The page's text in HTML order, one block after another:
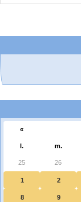
«
l. m.
25 26
1 2
8 9